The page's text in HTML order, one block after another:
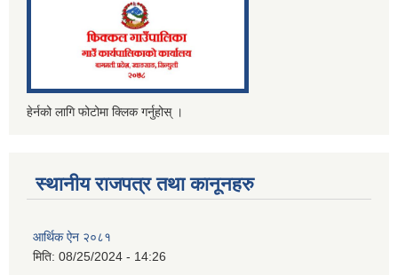
हेर्नको लागि फोटोमा क्लिक गर्नुहोस् ।
स्थानीय राजपत्र तथा कानूनहरु
आर्थिक ऐन २०८१
मिति: 08/25/2024 - 14:26